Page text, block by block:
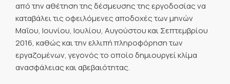
από την αθέτηση της δέσμευσης της εργοδοσίας να
καταβάλει τις οφειλόμενες αποδοχές των μηνών
Μαΐου, Ιουνίου, Ιουλίου, Αυγούστου και Σεπτεμβρίου
2016, καθώς και την ελλιπή πληροφόρηση των
εργαζομένων, γεγονός το οποίο δημιουργεί κλίμα
ανασφάλειας και αβεβαιότητας.